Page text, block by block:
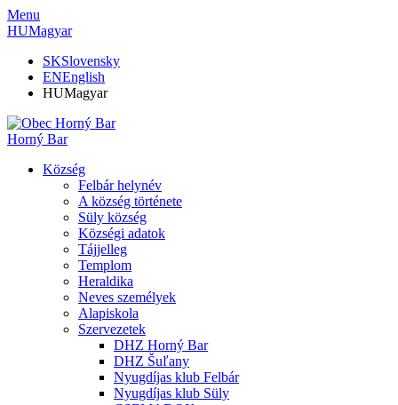
Menu
HUMagyar
SKSlovensky
ENEnglish
HUMagyar
Horný Bar
Község
Felbár helynév
A község története
Süly község
Községi adatok
Tájjelleg
Templom
Heraldika
Neves személyek
Alapiskola
Szervezetek
DHZ Horný Bar
DHZ Šuľany
Nyugdíjas klub Felbár
Nyugdíjas klub Süly